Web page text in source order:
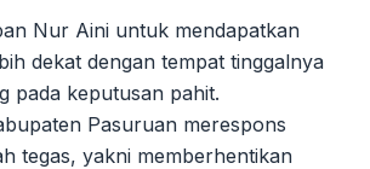
Nur Aini untuk mendapatkan
dekat dengan tempat tinggalnya
pada keputusan pahit.
Pasuruan merespons
tegas, yakni memberhentikan